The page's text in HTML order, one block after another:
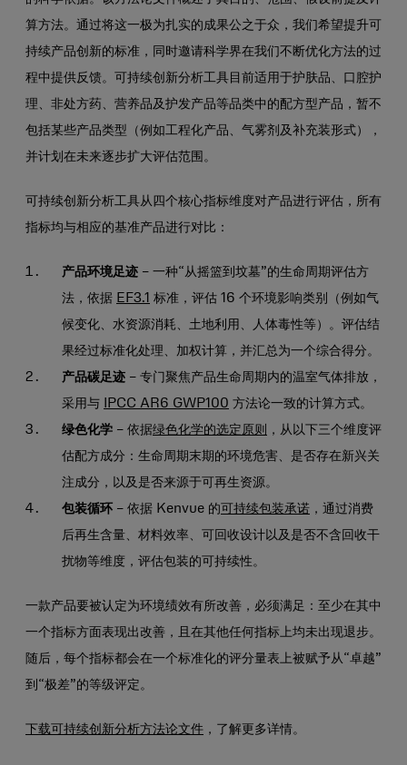
算方法。通过将这一极为扎实的成果公之于众，我们希望提升可
持续产品创新的标准，同时邀请科学界在我们不断优化方法的过
程中提供反馈。可持续创新分析工具目前适用于护肤品、口腔护
理、非处方药、营养品及护发产品等品类中的配方型产品，暂不
包括某些产品类型（例如工程化产品、气雾剂及补充装形式），
并计划在未来逐步扩大评估范围。
可持续创新分析工具从四个核心指标维度对产品进行评估，所有
指标均与相应的基准产品进行对比：
产品环境足迹 – 一种“从摇篮到坟墓”的生命周期评估方
法，依据 EF3.1 标准，评估 16 个环境影响类别（例如气
候变化、水资源消耗、土地利用、人体毒性等）。评估结
果经过标准化处理、加权计算，并汇总为一个综合得分。
产品碳足迹 – 专门聚焦产品生命周期内的温室气体排放，
采用与 IPCC AR6 GWP100 方法论一致的计算方式。
绿色化学 – 依据绿色化学的选定原则 ，从以下三个维度评
估配方成分：生命周期末期的环境危害、是否存在新兴关
注成分，以及是否来源于可再生资源。
包装循环 – 依据 Kenvue 的 可持续包装承诺 ，通过消费
后再生含量、材料效率、可回收设计以及是否不含回收干
扰物等维度，评估包装的可持续性。
一款产品要被认定为环境绩效有所改善，必须满足：至少在其中
一个指标方面表现出改善，且在其他任何指标上均未出现退步。
随后，每个指标都会在一个标准化的评分量表上被赋予从“卓越”
到“极差”的等级评定。
下载可持续创新分析方法论文件 ，了解更多详情。